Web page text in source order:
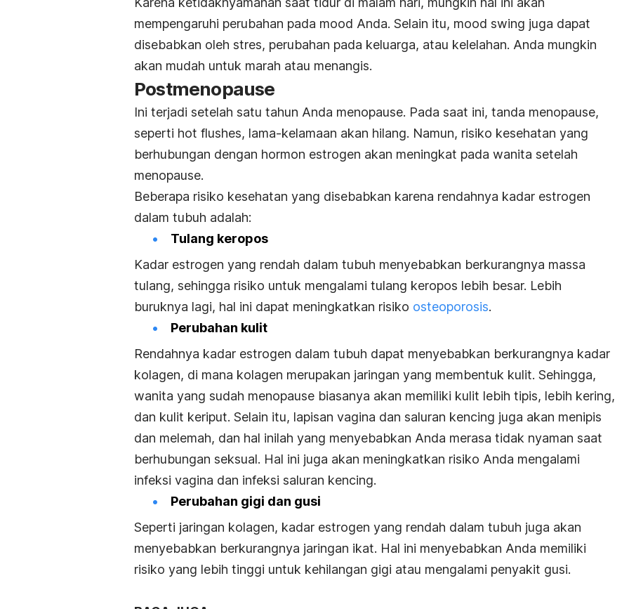
mempengaruhi perubahan pada mood Anda. Selain itu, mood swing juga dapat
disebabkan oleh stres, perubahan pada keluarga, atau kelelahan. Anda mungkin
akan mudah untuk marah atau menangis.
Postmenopause
Ini terjadi setelah satu tahun Anda menopause. Pada saat ini, tanda menopause,
seperti hot flushes, lama-kelamaan akan hilang. Namun, risiko kesehatan yang
berhubungan dengan hormon estrogen akan meningkat pada wanita setelah
menopause.
Beberapa risiko kesehatan yang disebabkan karena rendahnya kadar estrogen
dalam tubuh adalah:
Tulang keropos
Kadar estrogen yang rendah dalam tubuh menyebabkan berkurangnya massa
tulang, sehingga risiko untuk mengalami tulang keropos lebih besar. Lebih
buruknya lagi, hal ini dapat meningkatkan risiko osteoporosis.
Perubahan kulit
Rendahnya kadar estrogen dalam tubuh dapat menyebabkan berkurangnya kadar
kolagen, di mana kolagen merupakan jaringan yang membentuk kulit. Sehingga,
wanita yang sudah menopause biasanya akan memiliki kulit lebih tipis, lebih kering,
dan kulit keriput. Selain itu, lapisan vagina dan saluran kencing juga akan menipis
dan melemah, dan hal inilah yang menyebabkan Anda merasa tidak nyaman saat
berhubungan seksual. Hal ini juga akan meningkatkan risiko Anda mengalami
infeksi vagina dan infeksi saluran kencing.
Perubahan gigi dan gusi
Seperti jaringan kolagen, kadar estrogen yang rendah dalam tubuh juga akan
menyebabkan berkurangnya jaringan ikat. Hal ini menyebabkan Anda memiliki
risiko yang lebih tinggi untuk kehilangan gigi atau mengalami penyakit gusi.